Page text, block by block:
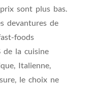
prix sont plus bas.
devantures de
foods
de la cuisine
Italienne,
le choix ne